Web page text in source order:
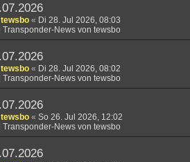
tewsbo « Di 28. Jul 2026, 08:03
Transponder-News von tewsbo
tewsbo « Di 28. Jul 2026, 08:02
Transponder-News von tewsbo
tewsbo « So 26. Jul 2026, 12:02
Transponder-News von tewsbo